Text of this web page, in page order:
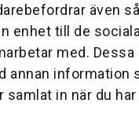
även
enhet till de
med. Dessa
annan information
in när du